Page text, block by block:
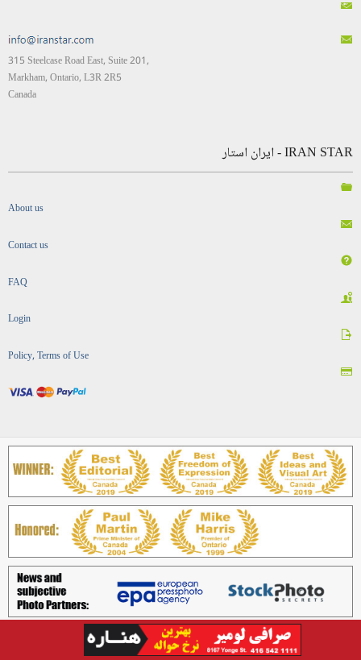
315 Steelcase Road East, Suite 201,
Markham, Ontario, L3R 2R5
Canada
IRAN STAR - ایران استار
About us
Contact us
FAQ
Login
Policy, Terms of Use
Copyright © Best Iranian Persian Canadian news ads media magazine بهترین رسانه ایرانی کانادایی